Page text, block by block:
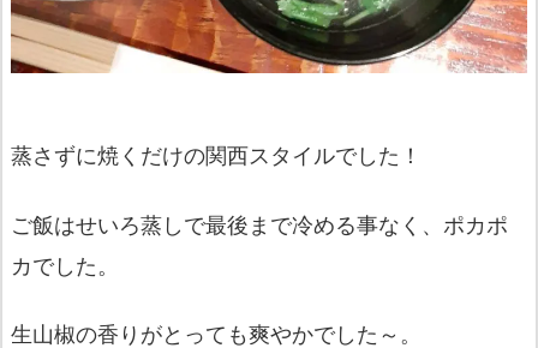
蒸さずに焼くだけの関西スタイルでした！
ご飯はせいろ蒸しで最後まで冷める事なく、ポカポ
カでした。
生山椒の香りがとっても爽やかでした～。